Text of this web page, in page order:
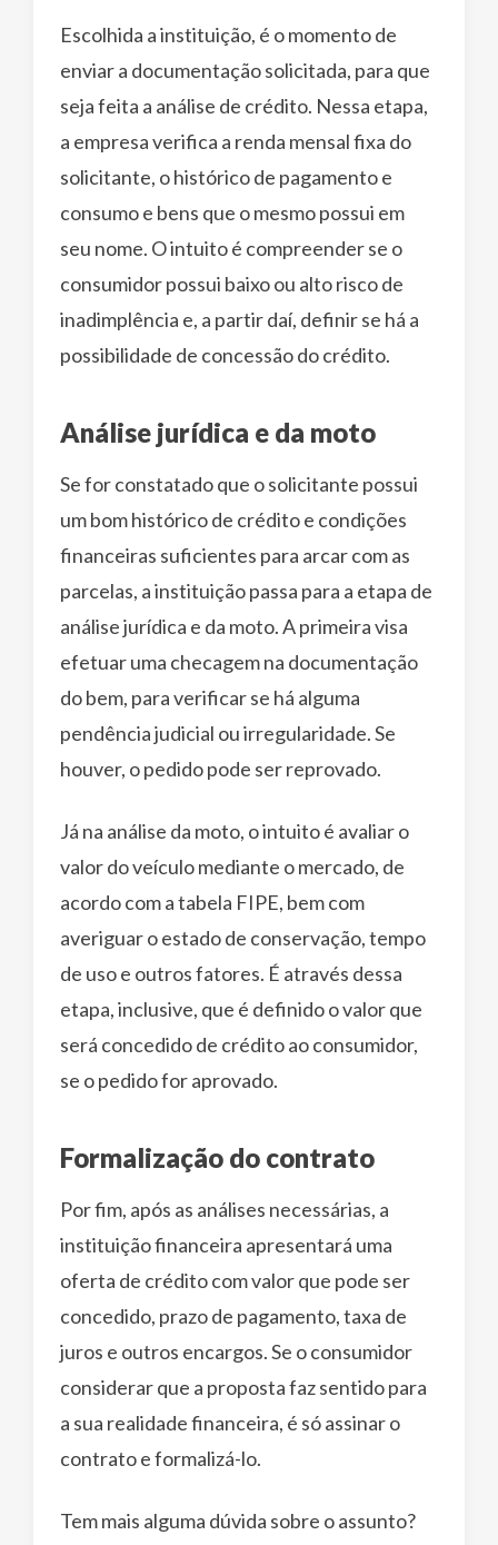
Escolhida a instituição, é o momento de
enviar a documentação solicitada, para que
seja feita a análise de crédito. Nessa etapa,
a empresa verifica a renda mensal fixa do
solicitante, o histórico de pagamento e
consumo e bens que o mesmo possui em
seu nome. O intuito é compreender se o
consumidor possui baixo ou alto risco de
inadimplência e, a partir daí, definir se há a
possibilidade de concessão do crédito.
Análise jurídica e da moto
Se for constatado que o solicitante possui
um bom histórico de crédito e condições
financeiras suficientes para arcar com as
parcelas, a instituição passa para a etapa de
análise jurídica e da moto. A primeira visa
efetuar uma checagem na documentação
do bem, para verificar se há alguma
pendência judicial ou irregularidade. Se
houver, o pedido pode ser reprovado.
Já na análise da moto, o intuito é avaliar o
valor do veículo mediante o mercado, de
acordo com a tabela FIPE, bem com
averiguar o estado de conservação, tempo
de uso e outros fatores. É através dessa
etapa, inclusive, que é definido o valor que
será concedido de crédito ao consumidor,
se o pedido for aprovado.
Formalização do contrato
Por fim, após as análises necessárias, a
instituição financeira apresentará uma
oferta de crédito com valor que pode ser
concedido, prazo de pagamento, taxa de
juros e outros encargos. Se o consumidor
considerar que a proposta faz sentido para
a sua realidade financeira, é só assinar o
contrato e formalizá-lo.
Tem mais alguma dúvida sobre o assunto?